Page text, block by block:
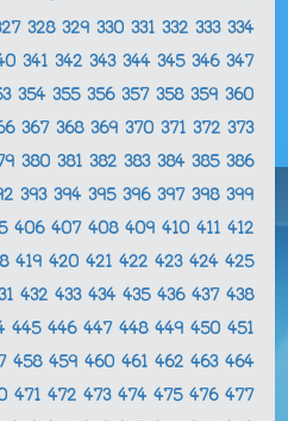
328 329 330 331 332 333 334
341 342 343 344 345 346 347
354 355 356 357 358 359 360
367 368 369 370 371 372 373
380 381 382 383 384 385 386
393 394 395 396 397 398 399
406 407 408 409 410 411 412
419 420 421 422 423 424 425
432 433 434 435 436 437 438
445 446 447 448 449 450 451
458 459 460 461 462 463 464
471 472 473 474 475 476 477